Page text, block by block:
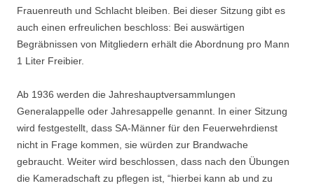
Frauenreuth und Schlacht bleiben. Bei dieser Sitzung gibt es
auch einen erfreulichen beschloss: Bei auswärtigen
Begräbnissen von Mitgliedern erhält die Abordnung pro Mann
1 Liter Freibier.
Ab 1936 werden die Jahreshauptversammlungen
Generalappelle oder Jahresappelle ge­nannt. In einer Sitzung
wird festgestellt, dass SA-Männer für den Feuerwehrdienst
nicht in Frage kommen, sie würden zur Brandwache
gebraucht. Weiter wird beschlossen, dass nach den Übungen
die Kameradschaft zu pflegen ist, “hierbei kann ab und zu